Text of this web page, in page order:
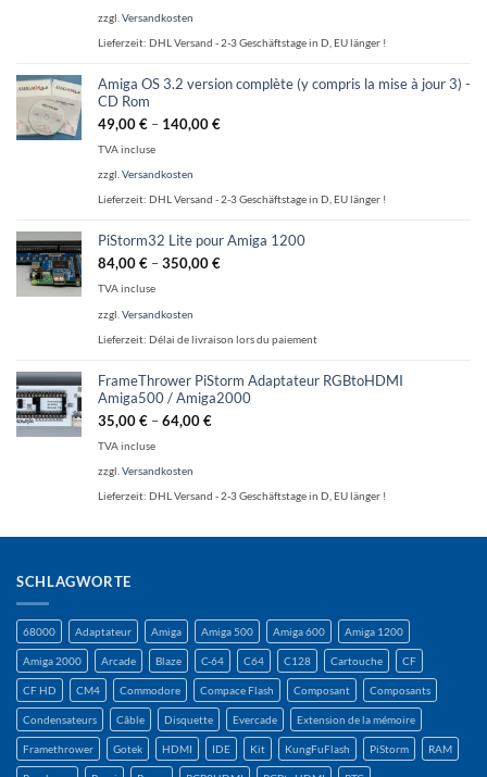
zzgl. Versandkosten
Lieferzeit: DHL Versand - 2-3 Geschäftstage in D, EU länger !
Amiga OS 3.2 version complète (y compris la mise à jour 3) -
CD Rom
49,00€ – 140,00€
TVA incluse
zzgl. Versandkosten
Lieferzeit: DHL Versand - 2-3 Geschäftstage in D, EU länger !
PiStorm32 Lite pour Amiga 1200
84,00€ –350,00€
TVA incluse
zzgl. Versandkosten
Lieferzeit: Délai de livraison lors du paiement
FrameThrower PiStorm Adaptateur RGBtoHDMI
Amiga500 / Amiga2000
35,00€ –64,00€
TVA incluse
zzgl. Versandkosten
Lieferzeit: DHL Versand - 2-3 Geschäftstage in D, EU länger !
SCHLAGWORTE
68000 Adaptateur Amiga Amiga 500 Amiga 600 Amiga 1200
Amiga 2000 Arcade Blaze C-64 C64 C128 Cartouche CF
CF HD CM4 Commodore Compace Flash Composant Composants
Condensateurs Câble Disquette Evercade Extension de la mémoire
Framethrower Gotek HDMI IDE Kit KungFuFlash PiStorm RAM